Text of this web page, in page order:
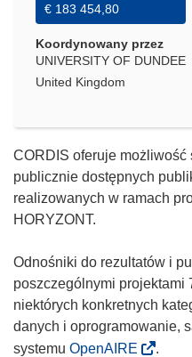
€ 183 454,80
Koordynowany przez
UNIVERSITY OF DUNDEE
United Kingdom
CORDIS oferuje
publicznie dostępnych
realizowanych w ramach
HORYZONT.
Odnośniki do rezultatów i
poszczególnymi projektami
niektórych konkretnych
danych i oprogramowanie,
systemu OpenAIRE .